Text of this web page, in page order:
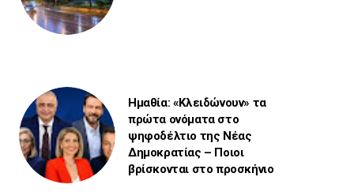
Ημαθία: «Κλειδώνουν» τα
πρώτα ονόματα στο
ψηφοδέλτιο της Νέας
Δημοκρατίας – Ποιοι
βρίσκονται στο προσκήνιο